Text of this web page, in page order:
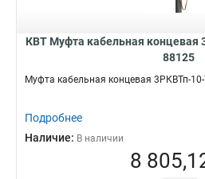
КВТ Муфта кабельная концевая
88125
Муфта кабельная концевая 3РКВТп-
Подробнее
Наличие: В наличии
8